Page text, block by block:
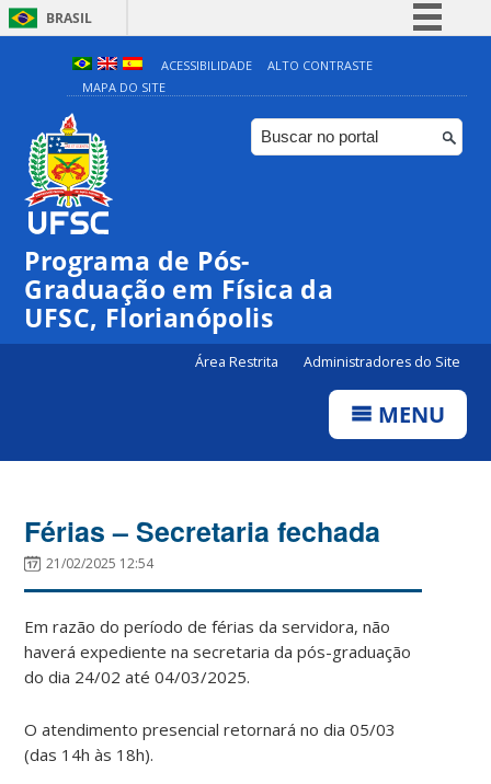
BRASIL
Simplifique!
Comunica BR
Participe
ACESSIBILIDADE
ALTO CONTRASTE
MAPA DO SITE
Programa de Pós-
Graduação em Física da
UFSC, Florianópolis
Área Restrita Administradores do Site
MENU
Férias – Secretaria fechada
21/02/2025 12:54
Em razão do período de férias da servidora, não
haverá expediente na secretaria da pós-graduação
do dia 24/02 até 04/03/2025.
O atendimento presencial retornará no dia 05/03
(das 14h às 18h).